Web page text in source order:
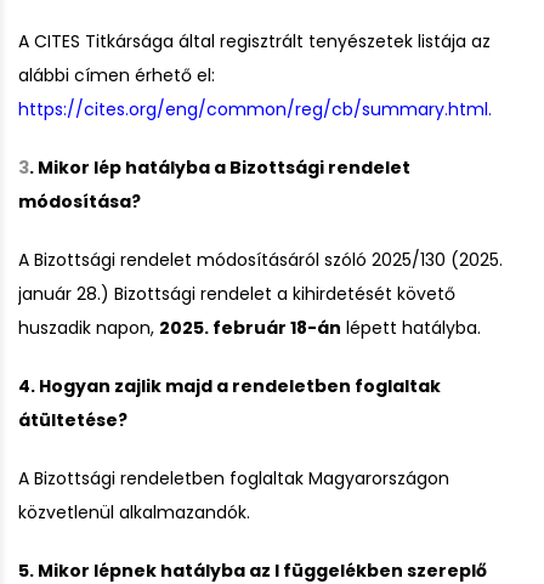
A CITES Titkársága által regisztrált tenyészetek listája az
alábbi címen érhető el:
https://cites.org/eng/common/reg/cb/summary.html.
3. Mikor lép hatályba a Bizottsági rendelet
módosítása?
A Bizottsági rendelet módosításáról szóló 2025/130 (2025.
január 28.) Bizottsági rendelet a kihirdetését követő
huszadik napon, 2025. február 18-án lépett hatályba.
4. Hogyan zajlik majd a rendeletben foglaltak
átültetése?
A Bizottsági rendeletben foglaltak Magyarországon
közvetlenül alkalmazandók.
5. Mikor lépnek hatályba az I függelékben szereplő